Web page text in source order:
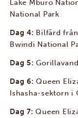
Lake Mburo
National Park
Dag 4: Bilfärd
Bwindi National
Dag 5:
Dag 6:Queen
Ishasha-sektorn i
Dag 7:Queen